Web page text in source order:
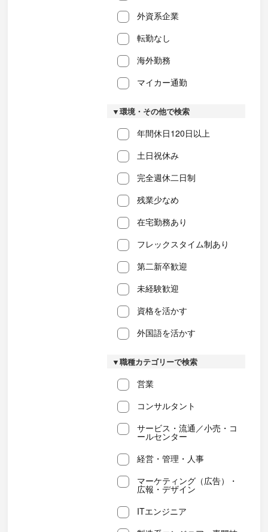
外資系企業
転勤なし
海外勤務
マイカー通勤
▼環境・その他で検索
年間休日120日以上
土日祝休み
完全週休二日制
残業少なめ
在宅勤務あり
フレックスタイム制あり
第二新卒歓迎
未経験歓迎
資格を活かす
外国語を活かす
▼職種カテゴリーで検索
営業
コンサルタント
サービス・流通／小売・コ
ールセンター
経営・管理・人事
マーケティング（広告）・
広報・デザイン
ITエンジニア